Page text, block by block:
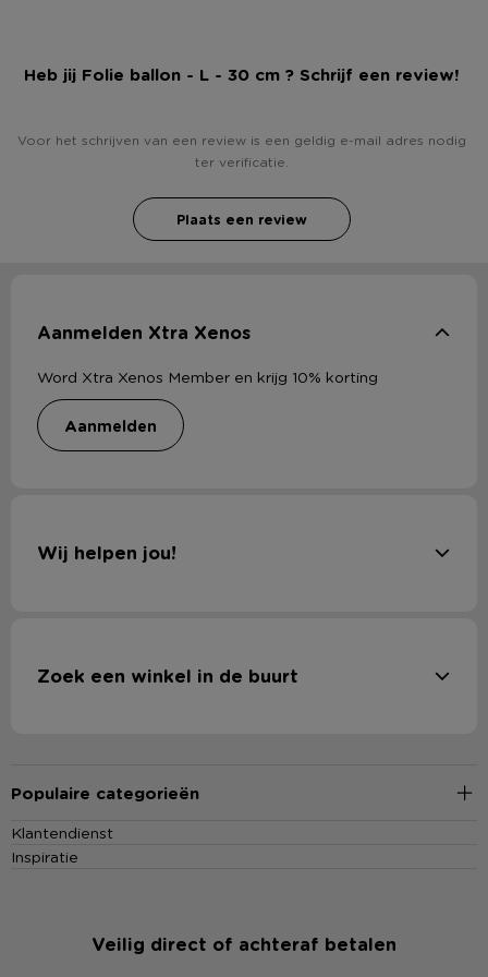
Heb jij Folie ballon - L - 30 cm ? Schrijf een review!
Voor het schrijven van een review is een geldig e-mail adres nodig
ter verificatie.
Plaats een review
Aanmelden Xtra Xenos
Word Xtra Xenos Member en krijg 10% korting
aanmelden
Wij helpen jou!
Zoek een winkel in de buurt
Populaire categorieën
Klantendienst
Inspiratie
Veilig direct of achteraf betalen